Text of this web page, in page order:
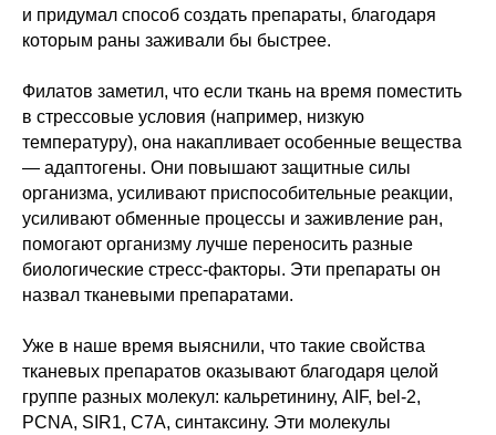
и придумал способ создать препараты, благодаря
которым раны заживали бы быстрее.
Филатов заметил, что если ткань на время поместить
в стрессовые условия (например, низкую
температуру), она накапливает особенные вещества
— адаптогены. Они повышают защитные силы
организма, усиливают приспособительные реакции,
усиливают обменные процессы и заживление ран,
помогают организму лучше переносить разные
биологические стресс-факторы. Эти препараты он
назвал тканевыми препаратами.
Уже в наше время выяснили, что такие свойства
тканевых препаратов оказывают благодаря целой
группе разных молекул: кальретинину, AIF, bel-2,
PCNA, SIR1, C7A, синтаксину. Эти молекулы